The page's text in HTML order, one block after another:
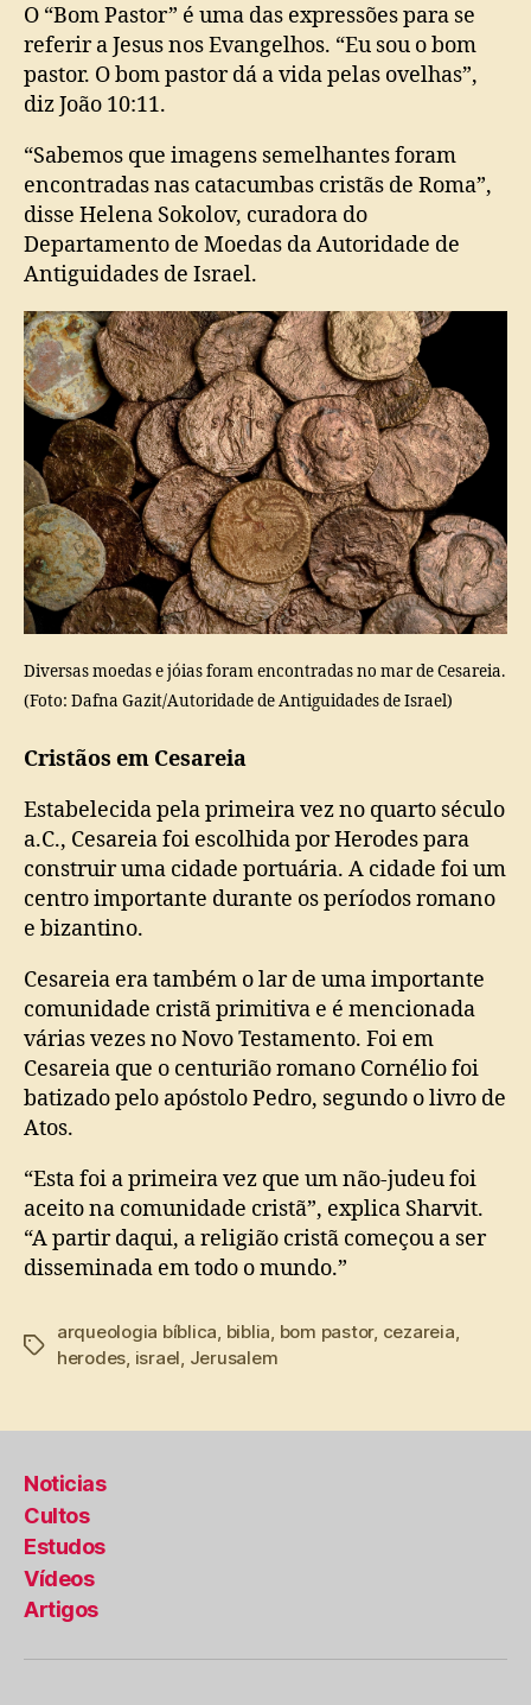
O “Bom Pastor” é uma das expressões para se
referir a Jesus nos Evangelhos. “Eu sou o bom
pastor. O bom pastor dá a vida pelas ovelhas”,
diz João 10:11.
“Sabemos que imagens semelhantes foram
encontradas nas catacumbas cristãs de Roma”,
disse Helena Sokolov, curadora do
Departamento de Moedas da Autoridade de
Antiguidades de Israel.
Diversas moedas e jóias foram encontradas no mar de Cesareia.
(Foto: Dafna Gazit/Autoridade de Antiguidades de Israel)
Cristãos em Cesareia
Estabelecida pela primeira vez no quarto século
a.C., Cesareia foi escolhida por Herodes para
construir uma cidade portuária. A cidade foi um
centro importante durante os períodos romano
e bizantino.
Cesareia era também o lar de uma importante
comunidade cristã primitiva e é mencionada
várias vezes no Novo Testamento. Foi em
Cesareia que o centurião romano Cornélio foi
batizado pelo apóstolo Pedro, segundo o livro de
Atos.
“Esta foi a primeira vez que um não-judeu foi
aceito na comunidade cristã”, explica Sharvit.
“A partir daqui, a religião cristã começou a ser
disseminada em todo o mundo.”
Tags
arqueologia bíblica, biblia, bom pastor, cezareia,
herodes, israel, Jerusalem
Noticias
Cultos
Estudos
Vídeos
Artigos